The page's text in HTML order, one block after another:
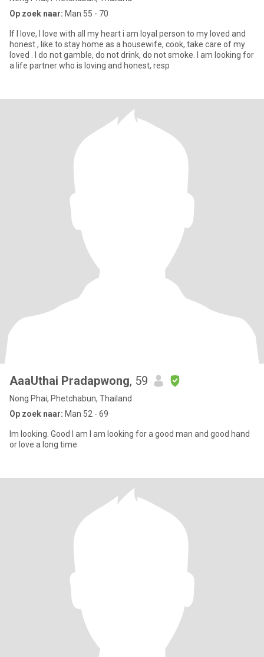
Op zoek naar: Man 55 - 70
If I love, I love with all my heart i am loyal person to my loved and
honest , like to stay home as a housewife, cook, take care of my
loved . I do not gamble, do not drink, do not smoke. I am looking for
a life partner who is loving and honest, resp
AaaUthai Pradapwong, 59
Nong Phai, Phetchabun, Thailand
Op zoek naar: Man 52 - 69
Im looking. Good I am I am looking for a good man and good hand
or love a long time